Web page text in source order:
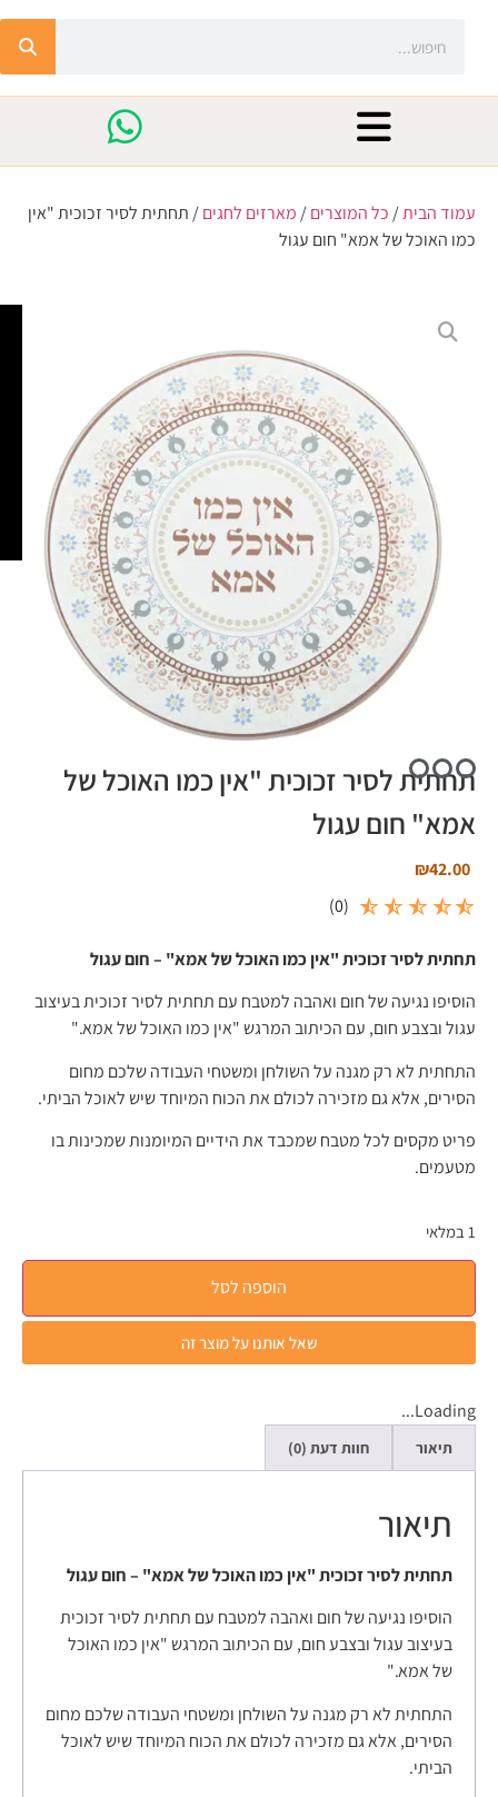
עמוד הבית/ כל המוצרים/ מארזים לחגים/ תחתית לסיר זכוכית "אין
כמו האוכל של אמא" חום עגול
תחתית לסיר זכוכית "אין כמו האוכל של
אמא" חום עגול
₪42.00
(
0
)
תחתית לסיר זכוכית "אין כמו האוכל של אמא" – חום עגול
הוסיפו נגיעה של חום ואהבה למטבח עם תחתית לסיר זכוכית בעיצוב
עגול ובצבע חום, עם הכיתוב המרגש "אין כמו האוכל של אמא."
התחתית לא רק מגנה על השולחן ומשטחי העבודה שלכם מחום
הסירים, אלא גם מזכירה לכולם את הכוח המיוחד שיש לאוכל הביתי.
פריט מקסים לכל מטבח שמכבד את הידיים המיומנות שמכינות בו
מטעמים.
1 במלאי
הוספה לסל
שאל אותנו על מוצר זה
Loading...
תיאור חוות דעת (0)
תיאור
תחתית לסיר זכוכית "אין כמו האוכל של אמא" – חום עגול
הוסיפו נגיעה של חום ואהבה למטבח עם תחתית לסיר זכוכית
בעיצוב עגול ובצבע חום, עם הכיתוב המרגש "אין כמו האוכל
של אמא."
התחתית לא רק מגנה על השולחן ומשטחי העבודה שלכם מחום
הסירים, אלא גם מזכירה לכולם את הכוח המיוחד שיש לאוכל
הביתי.